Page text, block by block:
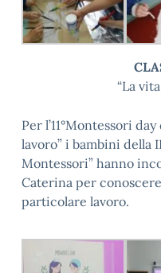
“La
Per l’11°Montessori
lavoro” i bambini della
Montessori” hanno
Caterina per
particolare lavoro.